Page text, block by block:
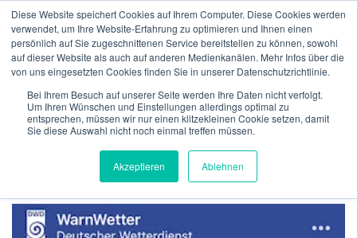
Diese Website speichert Cookies auf Ihrem Computer. Diese Cookies werden
verwendet, um Ihre Website-Erfahrung zu optimieren und Ihnen einen
persönlich auf Sie zugeschnittenen Service bereitstellen zu können, sowohl
auf dieser Website als auch auf anderen Medienkanälen. Mehr Infos über die
von uns eingesetzten Cookies finden Sie in unserer Datenschutzrichtlinie.
Bei Ihrem Besuch auf unserer Seite werden Ihre Daten nicht verfolgt.
Um Ihren Wünschen und Einstellungen allerdings optimal zu
entsprechen, müssen wir nur einen klitzekleinen Cookie setzen, damit
Sie diese Auswahl nicht noch einmal treffen müssen.
Akzeptieren Ablehnen
Inhalt
springen
ÜBER UNS VERSICHERUNGEN VERIFIKATION
TECHNOLGIE TEAM NEWS KONTAKT
DEUTSCH
SCHLAGWORT:WETTERMARKT
Neuigkeiten >Wettermarkt